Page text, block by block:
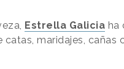
Estrella Galicia ha
maridajes, cañas